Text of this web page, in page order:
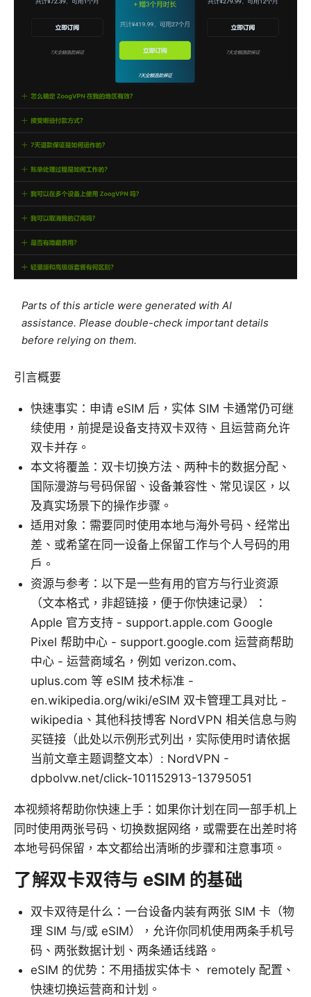
Parts of this article were generated with AI
assistance. Please double-check important details
before relying on them.
引言概要
快速事实：申请 eSIM 后，实体 SIM 卡通常仍可继
续使用，前提是设备支持双卡双待、且运营商允许
双卡并存。
本文将覆盖：双卡切换方法、两种卡的数据分配、
国际漫游与号码保留、设备兼容性、常见误区，以
及真实场景下的操作步骤。
适用对象：需要同时使用本地与海外号码、经常出
差、或希望在同一设备上保留工作与个人号码的用
户。
资源与参考：以下是一些有用的官方与行业资源
（文本格式，非超链接，便于你快速记录）：
Apple 官方支持 - support.apple.com Google
Pixel 帮助中心 - support.google.com 运营商帮助
中心 - 运营商域名，例如 verizon.com、
uplus.com 等 eSIM 技术标准 -
en.wikipedia.org/wiki/eSIM 双卡管理工具对比 -
wikipedia、其他科技博客 NordVPN 相关信息与购
买链接（此处以示例形式列出，实际使用时请依据
当前文章主题调整文本）: NordVPN -
dpbolvw.net/click-101152913-13795051
本视频将帮助你快速上手：如果你计划在同一部手机上
同时使用两张号码、切换数据网络，或需要在出差时将
本地号码保留，本文都给出清晰的步骤和注意事项。
了解双卡双待与 eSIM 的基础
双卡双待是什么：一台设备内装有两张 SIM 卡（物
理 SIM 与/或 eSIM），允许你同机使用两条手机号
码、两张数据计划、两条通话线路。
eSIM 的优势：不用插拔实体卡、 remotely 配置、
快速切换运营商和计划。